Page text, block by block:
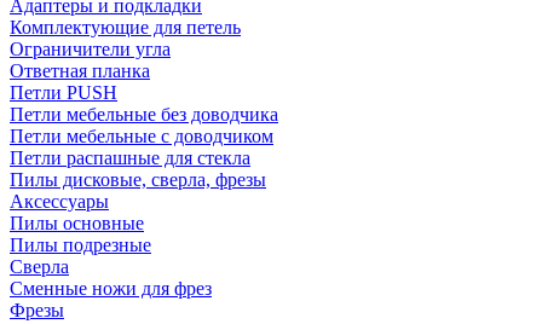
Адаптеры и подкладки
Комплектующие для петель
Ограничители угла
Ответная планка
Петли PUSH
Петли мебельные без доводчика
Петли мебельные с доводчиком
Петли распашные для стекла
Пилы дисковые, сверла, фрезы
Аксессуары
Пилы основные
Пилы подрезные
Сверла
Сменные ножи для фрез
Фрезы